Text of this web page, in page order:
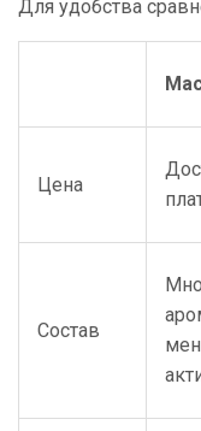
Для удобства
Цена
Состав